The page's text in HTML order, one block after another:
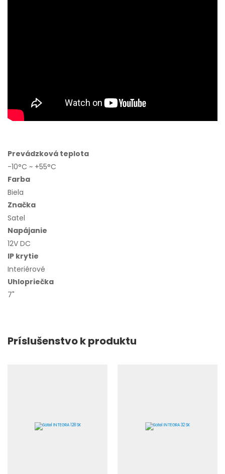
Prevádzková teplota
-10°C ~ +55°C
Farba
Biela
Značka
Satel
Napájanie
12V DC
IP krytie
Interiérové
Uhlopriečka
7"
Príslušenstvo k produktu